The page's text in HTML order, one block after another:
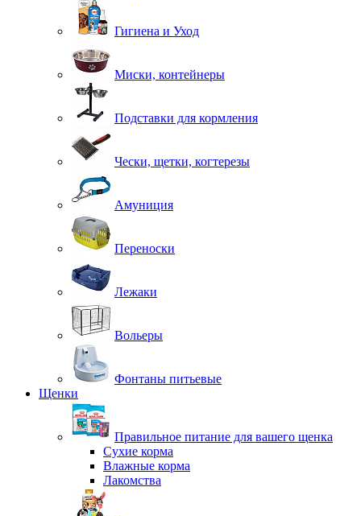
Гигиена и Уход
Миски, контейнеры
Подставки для кормления
Чески, щетки, когтерезы
Амуниция
Переноски
Лежаки
Вольеры
Фонтаны питьевые
Щенки
Правильное питание для вашего щенка
Сухие корма
Влажные корма
Лакомства